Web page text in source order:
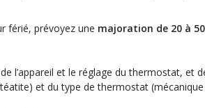
férié, prévoyez une majoration de 20 à
l’appareil et le réglage du thermostat, et
et du type de thermostat